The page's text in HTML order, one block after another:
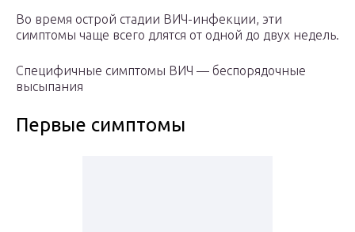
Во время острой стадии ВИЧ-инфекции, эти
симптомы чаще всего длятся от одной до двух недель.
Специфичные симптомы ВИЧ — беспорядочные
высыпания
Первые симптомы